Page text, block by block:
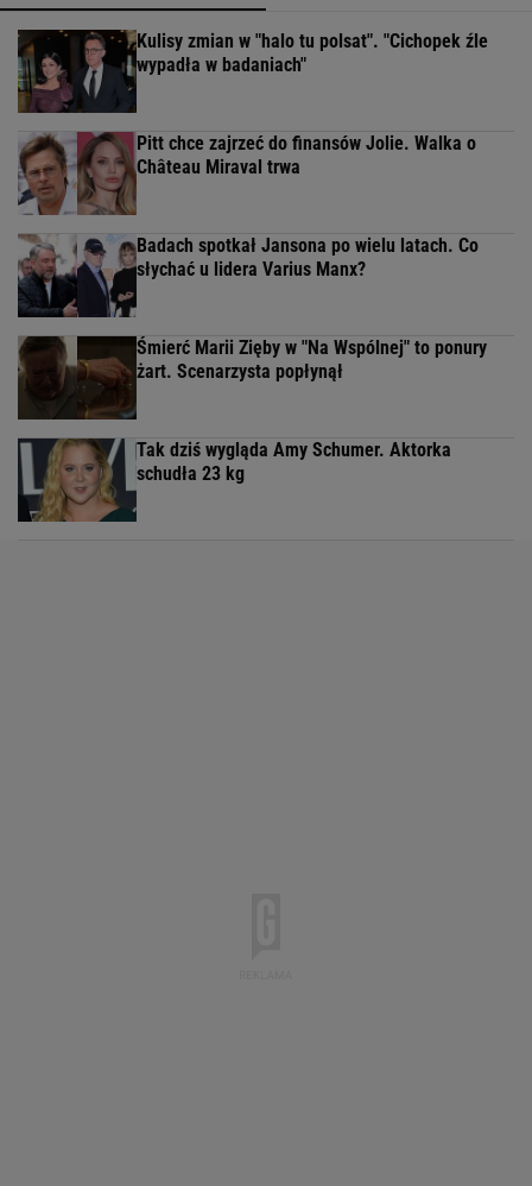
Kulisy zmian w "halo tu polsat". "Cichopek źle
wypadła w badaniach"
Pitt chce zajrzeć do finansów Jolie. Walka o
Château Miraval trwa
Badach spotkał Jansona po wielu latach. Co
słychać u lidera Varius Manx?
Śmierć Marii Zięby w "Na Wspólnej" to ponury
żart. Scenarzysta popłynął
Tak dziś wygląda Amy Schumer. Aktorka
schudła 23 kg